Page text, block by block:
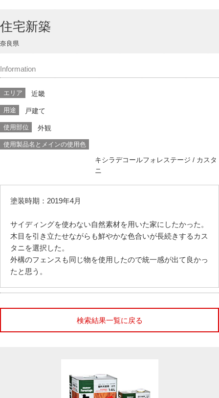
住宅新築
奈良県
Information
エリア 近畿
用途 戸建て
使用部位 外観
使用製品名とメインの使用色
キシラデコールフォレステージ / カスタ
ニ
塗装時期：2019年4月
サイディングを使わない自然素材を用いた家にしたかった。
木目を引き立たせながらも鮮やかな色合いが長続きするカス
タニを選択した。
外構のフェンスも同じ物を使用したので統一感が出て良かっ
たと思う。
検索結果一覧に戻る